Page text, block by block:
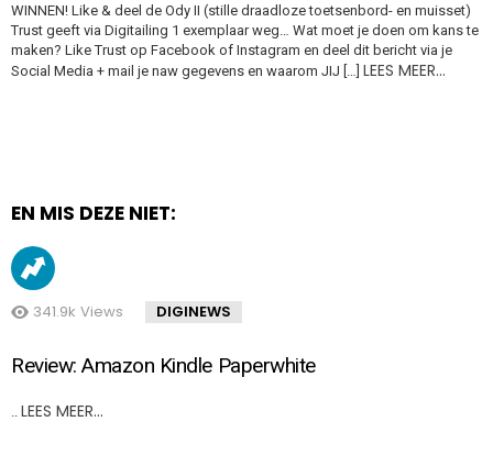
WINNEN! Like & deel de Ody II (stille draadloze toetsenbord- en muisset)
Trust geeft via Digitailing 1 exemplaar weg… Wat moet je doen om kans te
maken? Like Trust op Facebook of Instagram en deel dit bericht via je
Social Media + mail je naw gegevens en waarom JIJ […] LEES MEER…
EN MIS DEZE NIET:
341.9k Views DIGINEWS
Review: Amazon Kindle Paperwhite
LEES MEER…